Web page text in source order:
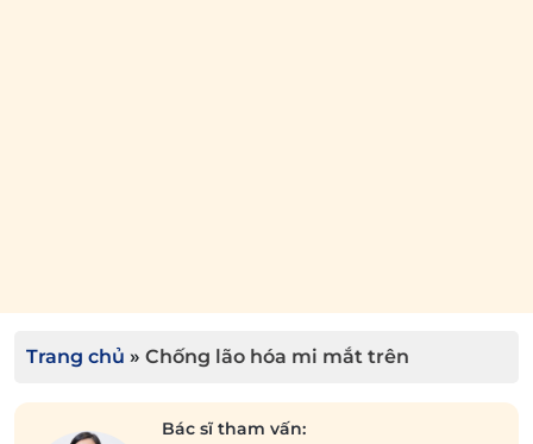
Trang chủ » Chống lão hóa mi mắt trên
Bác sĩ tham vấn: